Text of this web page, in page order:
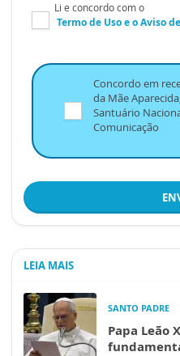
Li e concordo com o
Termo de Usoe oAviso
Concordo em
da Mãe
Santuário
Comunicação
LEIA MAIS
SANTO PADRE
Papa Leão